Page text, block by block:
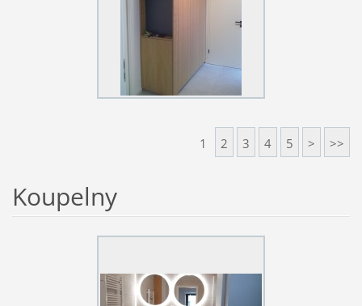
1 2 3 4 5 > >>
Koupelny